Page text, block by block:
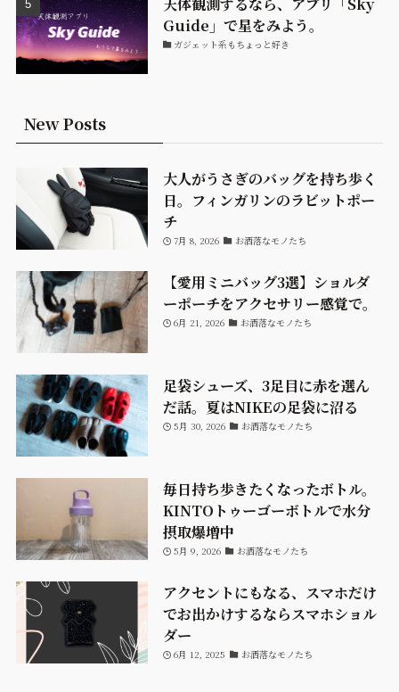
Guide」で星をみよう。
ガジェット系もちょっと好き
New Posts
大人がうさぎのバッグを持ち歩く
日。フィンガリンのラビットポー
チ
7月 8, 2026 お洒落なモノたち
【愛用ミニバッグ3選】ショルダ
ーポーチをアクセサリー感覚で。
6月 21, 2026 お洒落なモノたち
足袋シューズ、3足目に赤を選ん
だ話。夏はNIKEの足袋に沼る
5月 30, 2026 お洒落なモノたち
毎日持ち歩きたくなったボトル。
KINTOトゥーゴーボトルで水分
摂取爆増中
5月 9, 2026 お洒落なモノたち
アクセントにもなる、スマホだけ
でお出かけするならスマホショル
ダー
6月 12, 2025 お洒落なモノたち